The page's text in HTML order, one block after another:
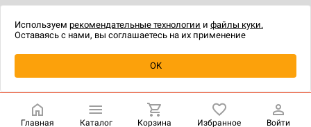
Уведомить о наличии
технологии.
Главная Каталог Корзина Избранное Войти
Используем рекомендательные технологии и файлы куки.
Оставаясь с нами, вы соглашаетесь на их применение
OK